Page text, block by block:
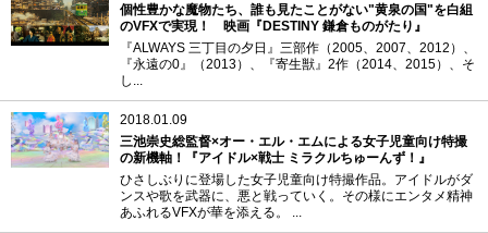
個性豊かな魔物たち、誰も見たことがない"黄泉の国"を白組
のVFXで実現！ 映画『DESTINY 鎌倉ものがたり』
『ALWAYS 三丁目の夕日』三部作（2005、2007、2012）、
『永遠の0』（2013）、『寄生獣』2作（2014、2015）、そ
し...
2018.01.09
三池崇史総監督×オー・エル・エムによる女子児童向け特撮
の新機軸！『アイドル×戦士 ミラクルちゅーんず！』
ひさしぶりに登場した女子児童向け特撮作品。アイドルがダ
ンスや歌を武器に、悪と戦っていく。その様にエンタメ精神
あふれるVFXが華を添える。 ...